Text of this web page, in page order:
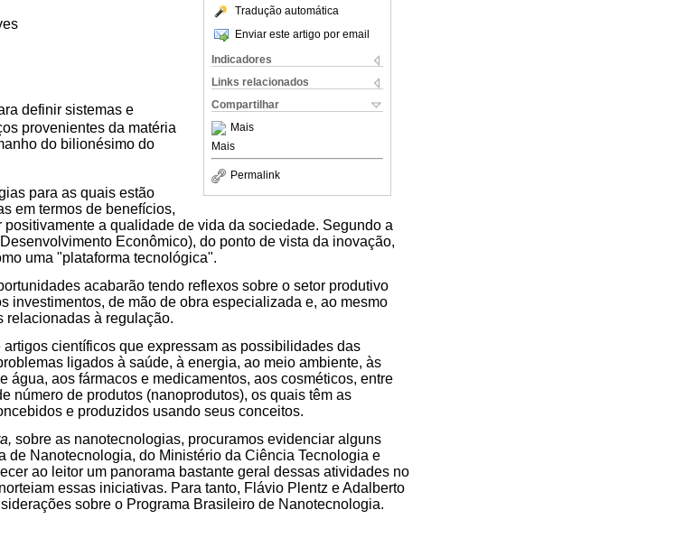
Tradução automática
Enviar este artigo por email
Indicadores
Links relacionados
Compartilhar
Mais
Mais
Permalink
definir sistemas e
provenientes da matéria
do bilionésimo do
para as quais estão
em termos de benefícios,
a qualidade de vida da sociedade. Segundo a
Econômico), do ponto de vista da inovação,
uma "plataforma tecnológica".
acabarão tendo reflexos sobre o setor produtivo
investimentos, de mão de obra especializada e, ao mesmo
relacionadas à regulação.
científicos que expressam as possibilidades das
ligados à saúde, à energia, ao meio ambiente, às
água, aos fármacos e medicamentos, aos cosméticos, entre
número de produtos (nanoprodutos), os quais têm as
e produzidos usando seus conceitos.
sobre as nanotecnologias, procuramos evidenciar alguns
de Nanotecnologia, do Ministério da Ciência Tecnologia e
ao leitor um panorama bastante geral dessas atividades no
essas iniciativas. Para tanto, Flávio Plentz e Adalberto
sobre o Programa Brasileiro de Nanotecnologia.